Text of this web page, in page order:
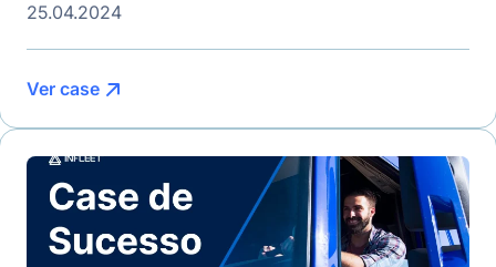
25.04.2024
Ver case